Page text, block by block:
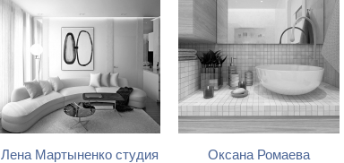
Лена Мартыненко студия
Оксана Ромаева